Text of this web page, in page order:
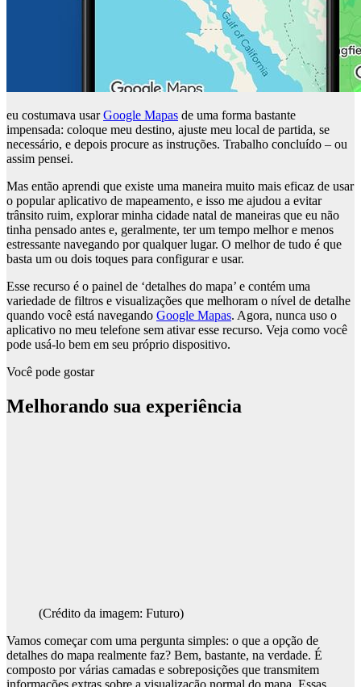
eu costumava usarGoogle Mapas de uma forma bastante
impensada: coloque meu destino, ajuste meu local de partida, se
necessário, e depois procure as instruções. Trabalho concluído – ou
assim pensei.
Mas então aprendi que existe uma maneira muito mais eficaz de usar
o popular aplicativo de mapeamento, e isso me ajudou a evitar
trânsito ruim, explorar minha cidade natal de maneiras que eu não
tinha pensado antes e, geralmente, ter um tempo melhor e menos
estressante navegando por qualquer lugar. O melhor de tudo é que
basta um ou dois toques para configurar e usar.
Esse recurso é o painel de ‘detalhes do mapa’ e contém uma
variedade de filtros e visualizações que melhoram o nível de detalhe
quando você está navegando Google Mapas. Agora, nunca uso o
aplicativo no meu telefone sem ativar esse recurso. Veja como você
pode usá-lo bem em seu próprio dispositivo.
Você pode gostar
Melhorando sua experiência
(Crédito da imagem: Futuro)
Vamos começar com uma pergunta simples: o que a opção de
detalhes do mapa realmente faz? Bem, bastante, na verdade. É
composto por várias camadas e sobreposições que transmitem